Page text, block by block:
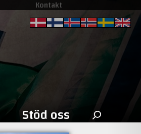
Kontakt
Stöd oss Sök
efter: